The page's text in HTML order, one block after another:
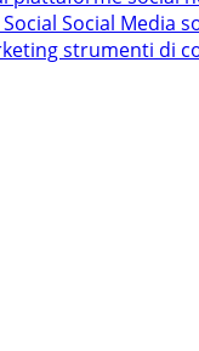
Social Social Media
strumenti di